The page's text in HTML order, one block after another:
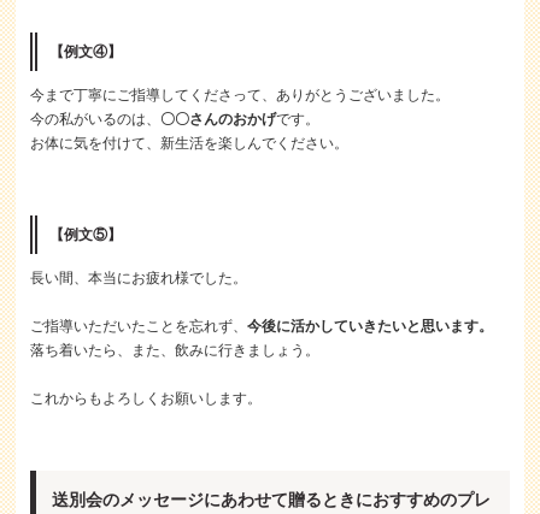
【例文④】
今まで丁寧にご指導してくださって、ありがとうございました。
今の私がいるのは、 〇〇さんのおかげです。
お体に気を付けて、新生活を楽しんでください。
【例文⑤】
長い間、本当にお疲れ様でした。
ご指導いただいたことを忘れず、今後に活かしていきたいと思います。
落ち着いたら、また、飲みに行きましょう。
これからもよろしくお願いします。
送別会のメッセージにあわせて贈るときにおすすめのプレ